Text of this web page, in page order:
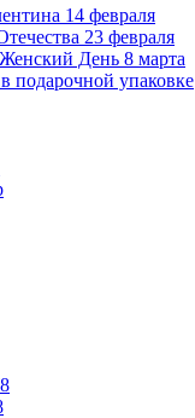
14 февраля
23 февраля
День 8 марта
подарочной упаковке